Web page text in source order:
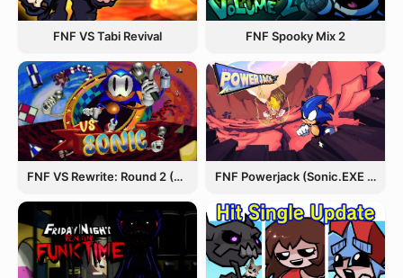
FNF VS Tabi Revival FNF Spooky Mix 2
FNF VS Rewrite: Round 2 (Sonic.EXE) FNF Powerjack (Sonic.EXE Rerun)